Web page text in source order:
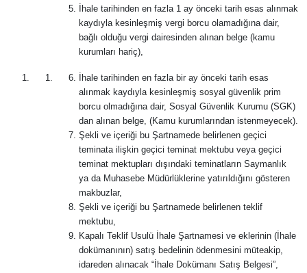
İhale tarihinden en fazla 1 ay önceki tarih esas alınmak
kaydıyla kesinleşmiş vergi borcu olamadığına dair,
bağlı olduğu vergi dairesinden alınan belge (kamu
kurumları hariç),
İhale tarihinden en fazla bir ay önceki tarih esas
alınmak kaydıyla kesinleşmiş sosyal güvenlik prim
borcu olmadığına dair, Sosyal Güvenlik Kurumu (SGK)
dan alınan belge, (Kamu kurumlarından istenmeyecek).
Şekli ve içeriği bu Şartnamede belirlenen geçici
teminata ilişkin geçici teminat mektubu veya geçici
teminat mektupları dışındaki teminatların Saymanlık
ya da Muhasebe Müdürlüklerine yatırıldığını gösteren
makbuzlar,
Şekli ve içeriği bu Şartnamede belirlenen teklif
mektubu,
Kapalı Teklif Usulü İhale Şartnamesi ve eklerinin (İhale
dokümanının) satış bedelinin ödenmesini müteakip,
idareden alınacak “İhale Dokümanı Satış Belgesi”,